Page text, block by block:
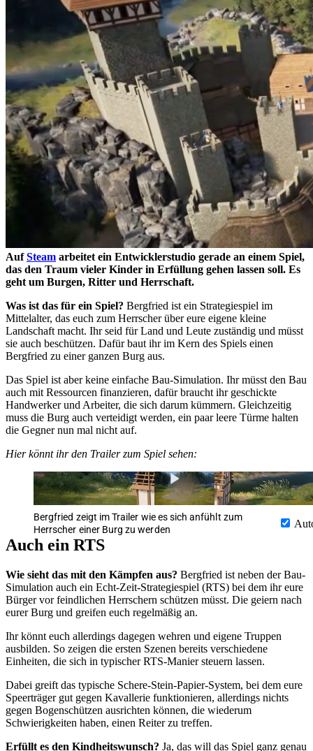
AufSteam arbeitet ein Entwicklerstudio gerade an einem Spiel,
das den Traum vieler Kinder in Erfüllung gehen lassen soll. Es
geht um Burgen, Ritter und Herrschaft.
Was ist das für ein Spiel? Bergfried ist ein Strategiespiel im
Mittelalter, das euch zum Herrscher über eure eigene kleine
Landschaft macht. Ihr seid für Land und Leute zuständig und müsst
sie auch beschützen. Dafür baut ihr im Kern des Spiels einen
Bergfried zu einer ganzen Burg aus.
Das Spiel ist aber keine einfache Bau-Simulation. Ihr müsst den Bau
auch mit Ressourcen finanzieren, dafür braucht ihr geschickte
Handwerker und Arbeiter, die sich darum kümmern. Gleichzeitig
muss die Burg auch verteidigt werden, ein paar leere Türme halten
die Gegner nun mal nicht auf.
Hier könnt ihr den Trailer zum Spiel sehen:
Bergfried zeigt im Trailer wie es sich anfühlt zum
Herrscher einer Burg zu werden
Auch ein RTS
Wie sieht das mit den Kämpfen aus? Bergfried ist neben der Bau-
Simulation auch ein Echt-Zeit-Strategiespiel (RTS) bei dem ihr eure
Bürger vor feindlichen Herrschern schützen müsst. Die geiern nach
eurer Burg und greifen euch regelmäßig an.
Ihr könnt euch allerdings dagegen wehren und eigene Truppen
ausbilden. So zeigen die ersten Szenen bereits verschiedene
Einheiten, die sich in typischer RTS-Manier steuern lassen.
Dabei greift das typische Schere-Stein-Papier-System, bei dem eure
Speerträger gut gegen Kavallerie funktionieren, allerdings nichts
gegen Bogenschützen ausrichten können, die wiederum
Schwierigkeiten haben, einen Reiter zu treffen.
Erfüllt es den Kindheitswunsch? Ja, das will das Spiel ganz genau